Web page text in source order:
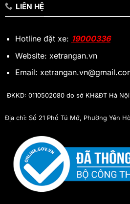
LIÊN HỆ
Hotline đặt xe: 19000336
Website: xetrangan.vn
Email:
ĐKKD: 0110502080 do sở KH&ĐT Hà
Địa chỉ: Số 21 Phố Tú Mỡ, Phường Yên